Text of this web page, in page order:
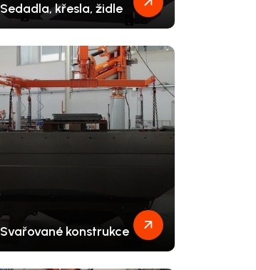
Sedadla, křesla, židle
Svařované konstrukce